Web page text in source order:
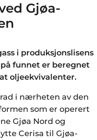
Gjøa-
i produksjonslisens
på funnet er beregnet
oljeekvivalenter.
i nærheten av den
som er operert
Gjøa Nord og
Cerisa til Gjøa-